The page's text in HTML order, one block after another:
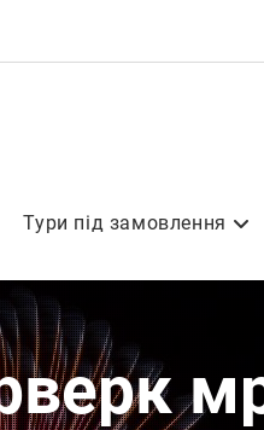
Тури під замовлення